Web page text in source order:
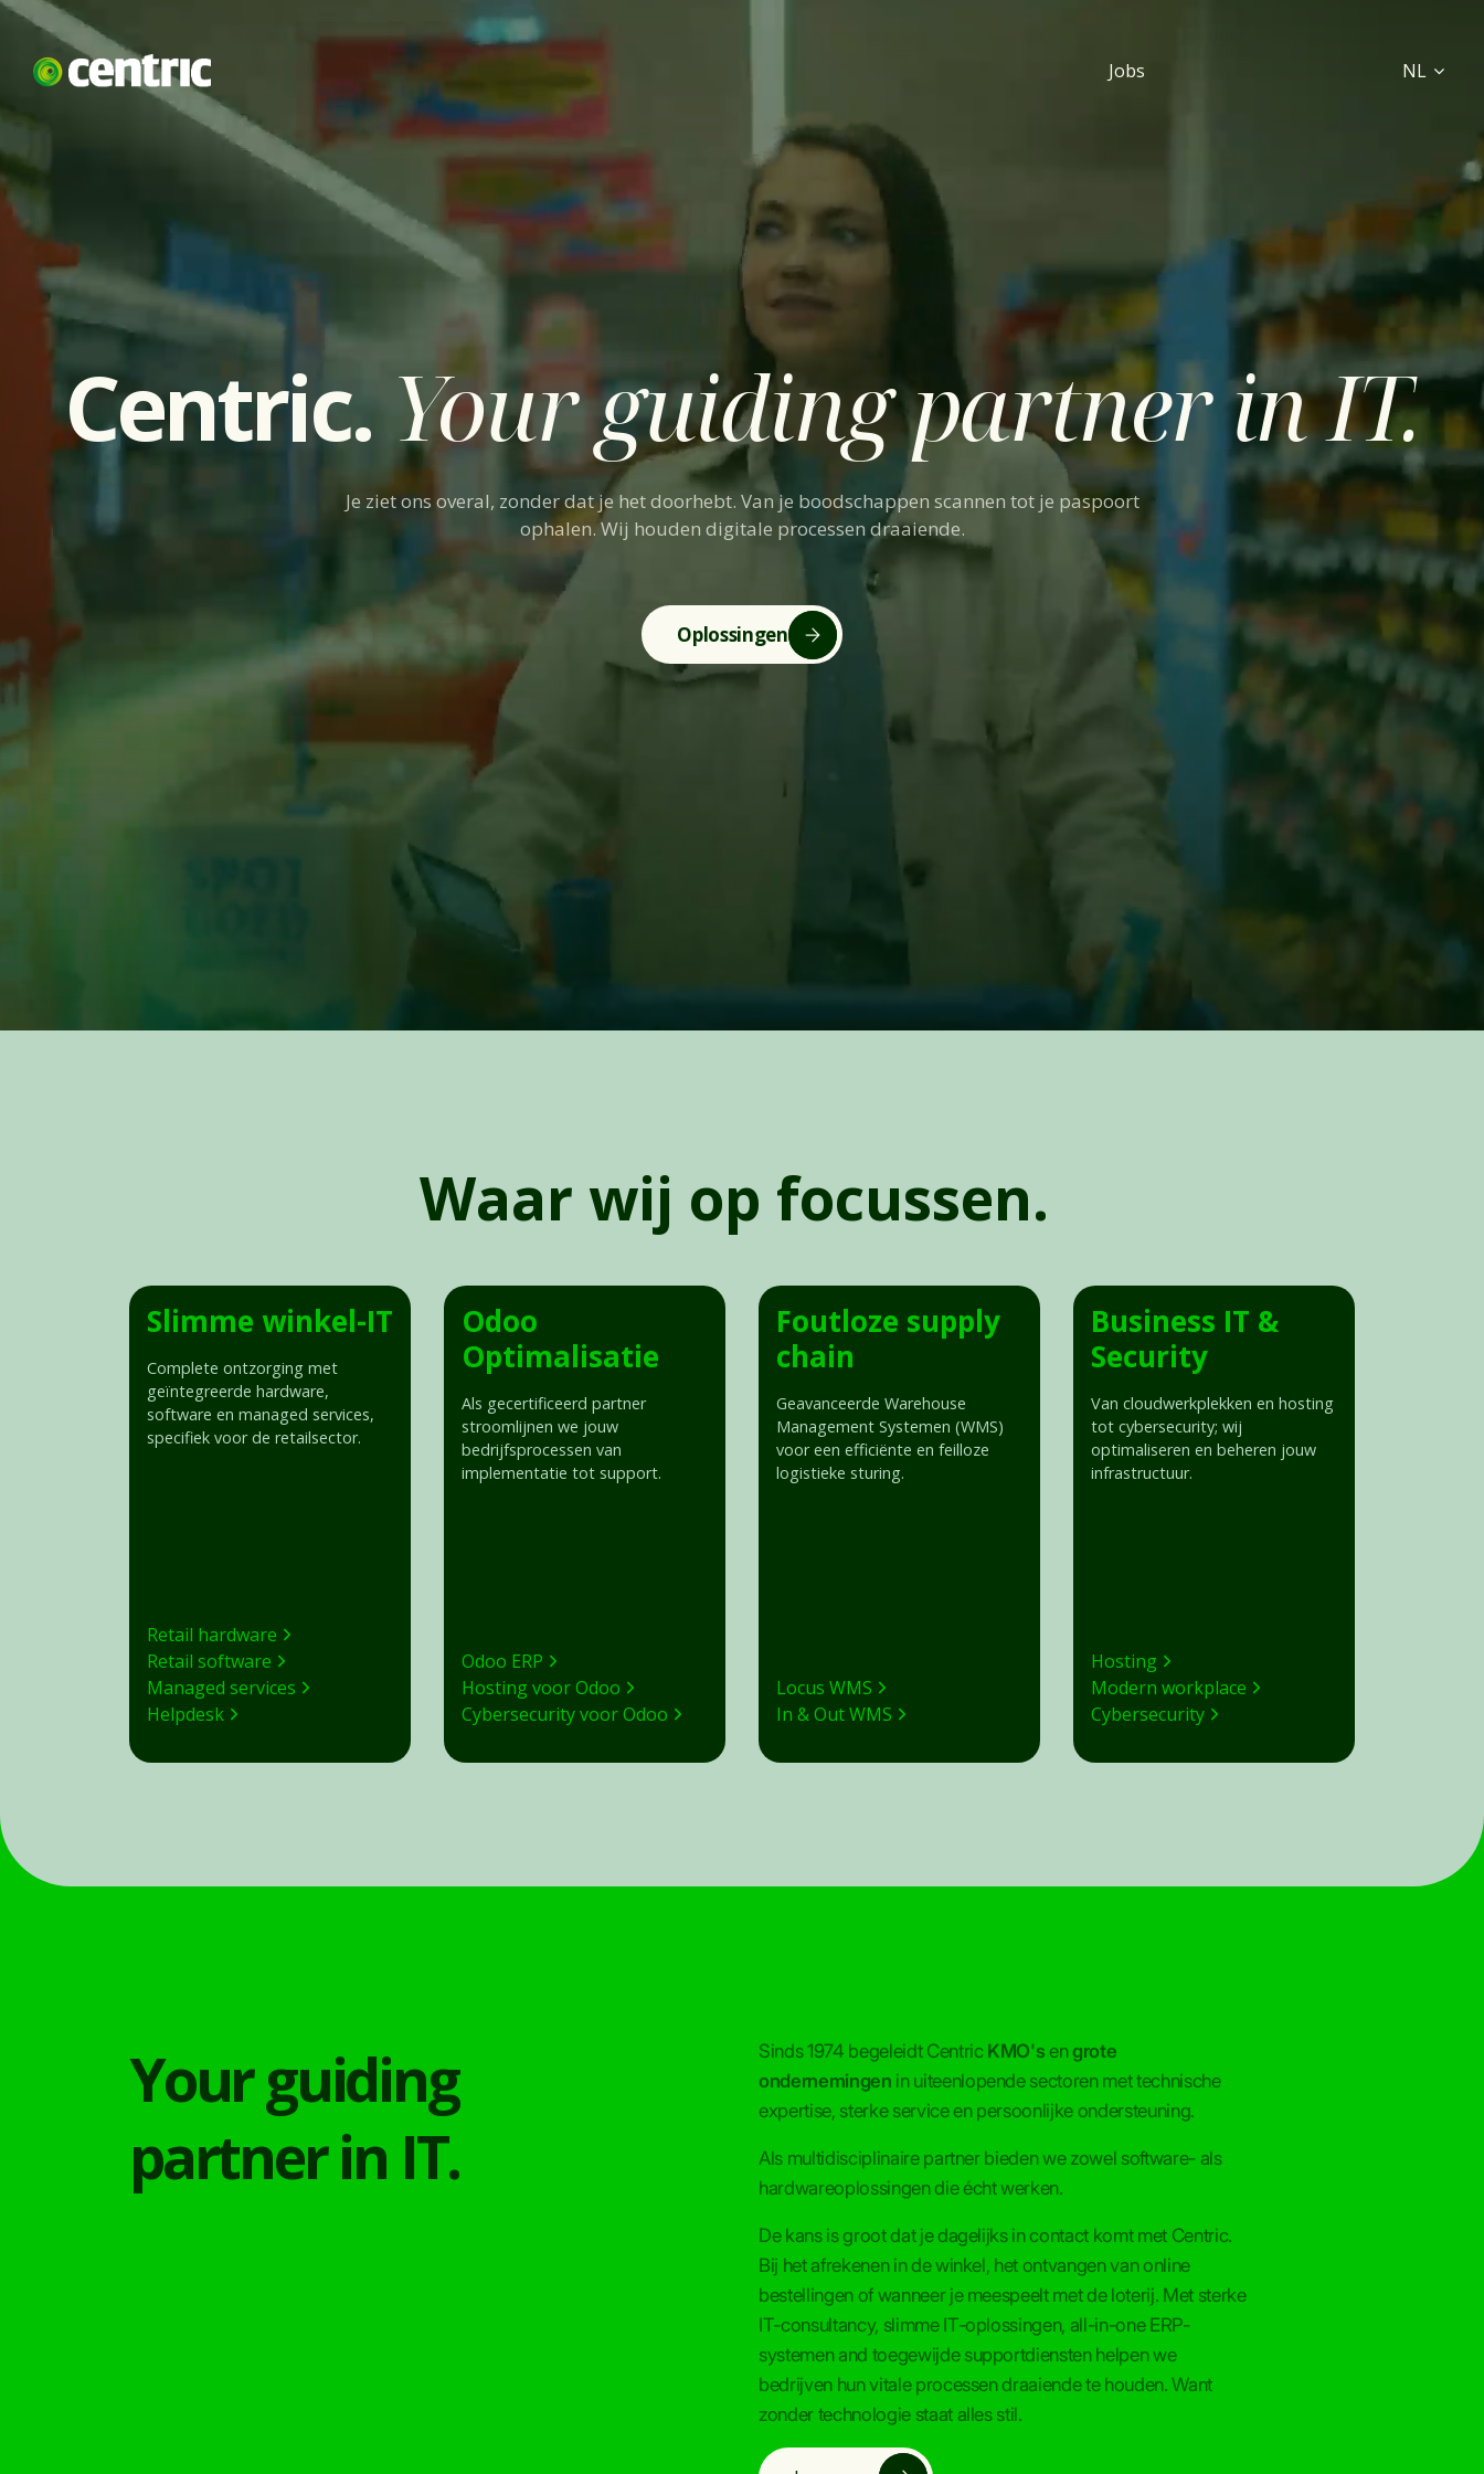
Overslaan naar inhoud
Over Centric Jobs NL
Centric.Your guiding partner in IT.
Je ziet ons overal, zonder dat je het doorhebt. Van je boodschappen scannen tot je paspoort
ophalen. Wij houden digitale processen draaiende.
Oplossingen
Waar wij op focussen.
Slimme winkel-IT
Complete ontzorging met
geïntegreerde hardware,
software en managed services,
specifiek voor de retailsector.
Retail hardware
Retail software
Managed services
Helpdesk
Odoo
Optimalisatie
Als gecertificeerd partner
stroomlijnen we jouw
bedrijfsprocessen van
implementatie tot support.
Odoo ERP
Hosting voor Odoo
Cybersecurity voor Odoo
Foutloze supply
chain
Geavanceerde Warehouse
Management Systemen (WMS)
voor een efficiënte en feilloze
logistieke sturing.
Locus WMS
In & Out WMS
Business IT &
Security
Van cloudwerkplekken en hosting
tot cybersecurity; wij
optimaliseren en beheren jouw
infrastructuur.
Hosting
Modern workplace
Cybersecurity
Your guiding
partner in IT.
Sinds 1974 begeleidt Centric KMO's engrote
ondernemingen in uiteenlopende sectoren met technische
expertise, sterke service en persoonlijke ondersteuning.
Als multidisciplinaire partner bieden we zowel software- als
hardwareoplossingen die écht werken.
De kans is groot dat je dagelijks in contact komt met Centric.
Bij het afrekenen in de winkel, het ontvangen van online
bestellingen of wanneer je meespeelt met de loterij. Met sterke
IT-consultancy, slimme IT-oplossingen, all-in-one ERP-
systemen and toegewijde supportdiensten helpen we
bedrijven hun vitale processen draaiende te houden. Want
zonder technologie staat alles stil.